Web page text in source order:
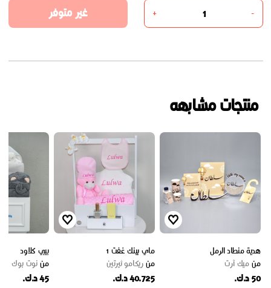
-
+ غير متوفر
منتجات مشابهه
هدية منطاد الرمل
من ميك آرت
50 د.ك.
ماي بينك غفت 1
من ريكامو ثيرتين
40.725 د.ك.
بيبي كلاود
من نوت بوك
45 د.ك.